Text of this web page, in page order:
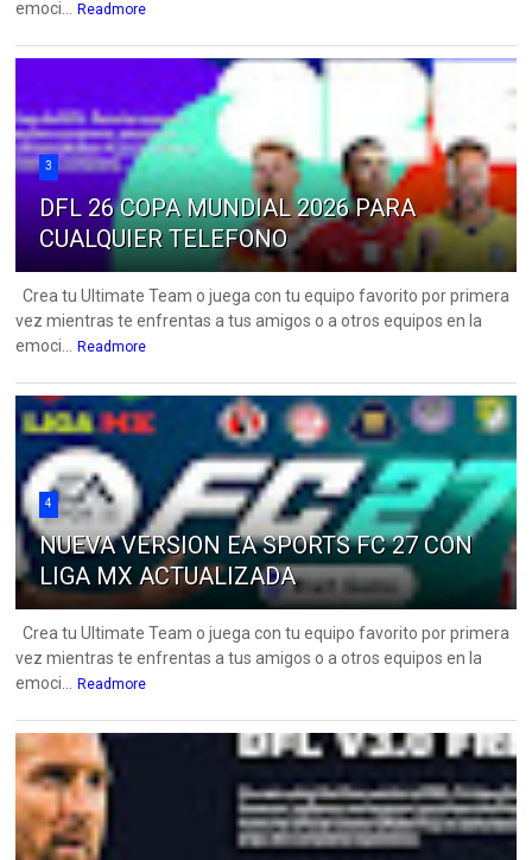
emoci...
Readmore
3
DFL 26 COPA MUNDIAL 2026 PARA
CUALQUIER TELEFONO
Crea tu Ultimate Team o juega con tu equipo favorito por primera
vez mientras te enfrentas a tus amigos o a otros equipos en la
emoci...
Readmore
4
NUEVA VERSION EA SPORTS FC 27 CON
LIGA MX ACTUALIZADA
Crea tu Ultimate Team o juega con tu equipo favorito por primera
vez mientras te enfrentas a tus amigos o a otros equipos en la
emoci...
Readmore